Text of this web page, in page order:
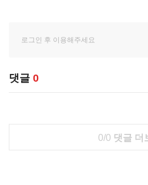
댓글 0
0/0 댓글 더